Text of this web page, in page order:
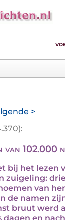
>
102.000
bij het lezen
zuigeling:
van
de namen
bruut werd